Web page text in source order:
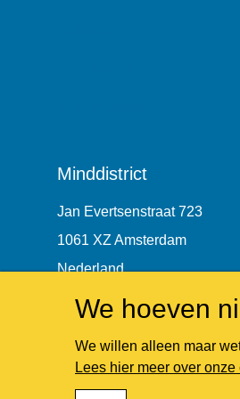
We hoeven
We willen alleen maar
Lees hier meer over
Minddistrict
Jan Evertsenstraat 723
1061 XZ Amsterdam
Nederland
+31 (0)85 7440 860